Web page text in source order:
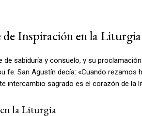
Inspiración en la
de sabiduría y consuelo, y su
fe. San Agustín decía: «Cuando
intercambio sagrado es el corazón de la
la Liturgia